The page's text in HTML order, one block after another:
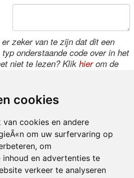
cookies
van cookies en andere
om uw surfervaring op
om
inhoud en advertenties te
verkeer te analyseren
zeker van te zijn dat dit een
onderstaande code over in het
niet te lezen? Klik hierom de